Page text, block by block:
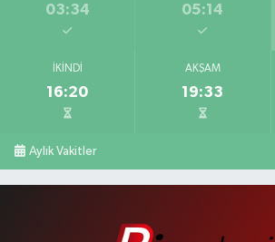
03:34 05:14
İKINDI
16:20
AKŞAM
19:33
Aylık Vakitler